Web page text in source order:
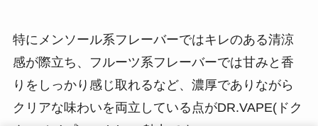
特にメンソール系フレーバーではキレのある清涼
感が際立ち、フルーツ系フレーバーでは甘みと香
りをしっかり感じ取れるなど、濃厚でありながら
クリアな味わいを両立している点がDR.VAPE(ドク